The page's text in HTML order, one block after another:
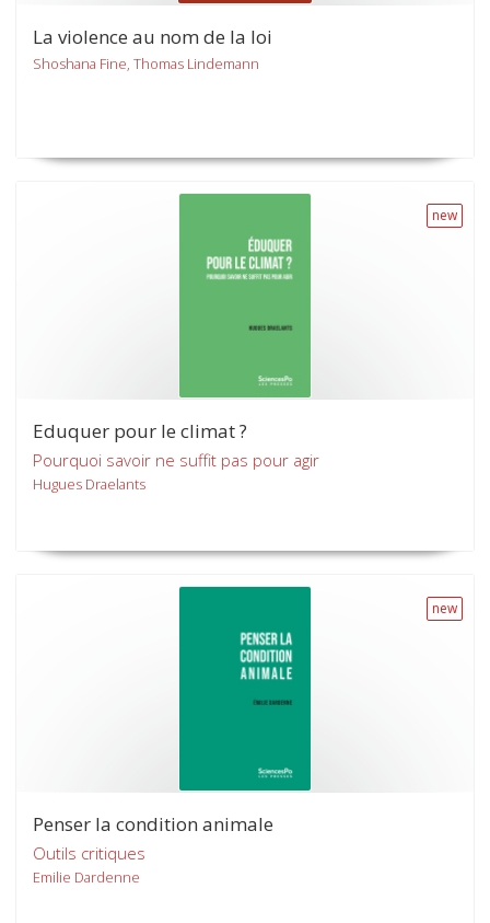
La violence au nom de la loi
Shoshana Fine, Thomas Lindemann
new
Eduquer pour le climat ?
Pourquoi savoir ne suffit pas pour agir
Hugues Draelants
new
Penser la condition animale
Outils critiques
Emilie Dardenne